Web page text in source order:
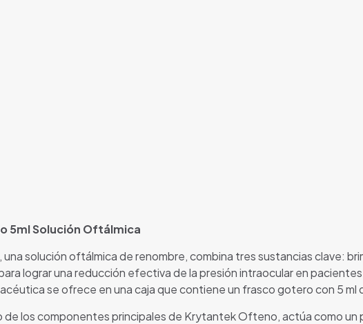
5ml Solución Oftálmica
solución oftálmica de renombre, combina tres sustancias clave:
lograr una reducción efectiva de la presión intraocular en
se ofrece en una caja que contiene un frasco gotero con 5 ml
de los componentes principales de Krytantek Ofteno, actúa como